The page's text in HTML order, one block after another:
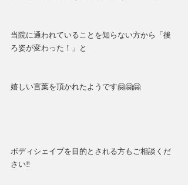
当院に通われていることを知らない方から「後
ろ姿が変わった！」と
嬉しい言葉を頂かれたようです🤗🤗🤗
ボディシェイプを目的とされる方もご相談くだ
さい‼️